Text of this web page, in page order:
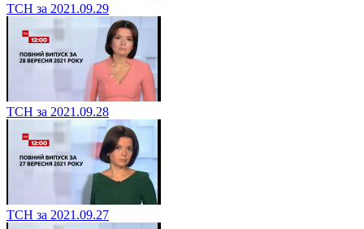
ТСН за 2021.09.29
ТСН за 2021.09.28
ТСН за 2021.09.27